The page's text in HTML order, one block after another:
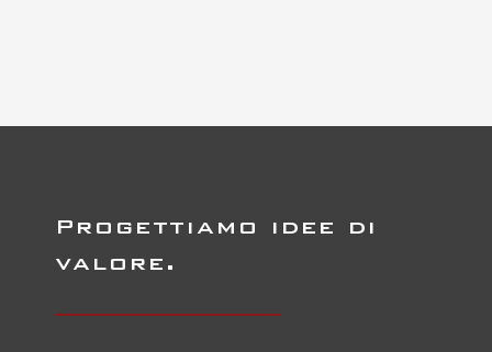
Progettiamo idee di
valore.